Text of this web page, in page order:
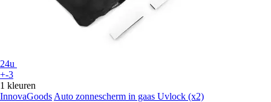
24u
+-3
1 kleuren
InnovaGoods Auto zonnescherm in gaas Uvlock (x2)